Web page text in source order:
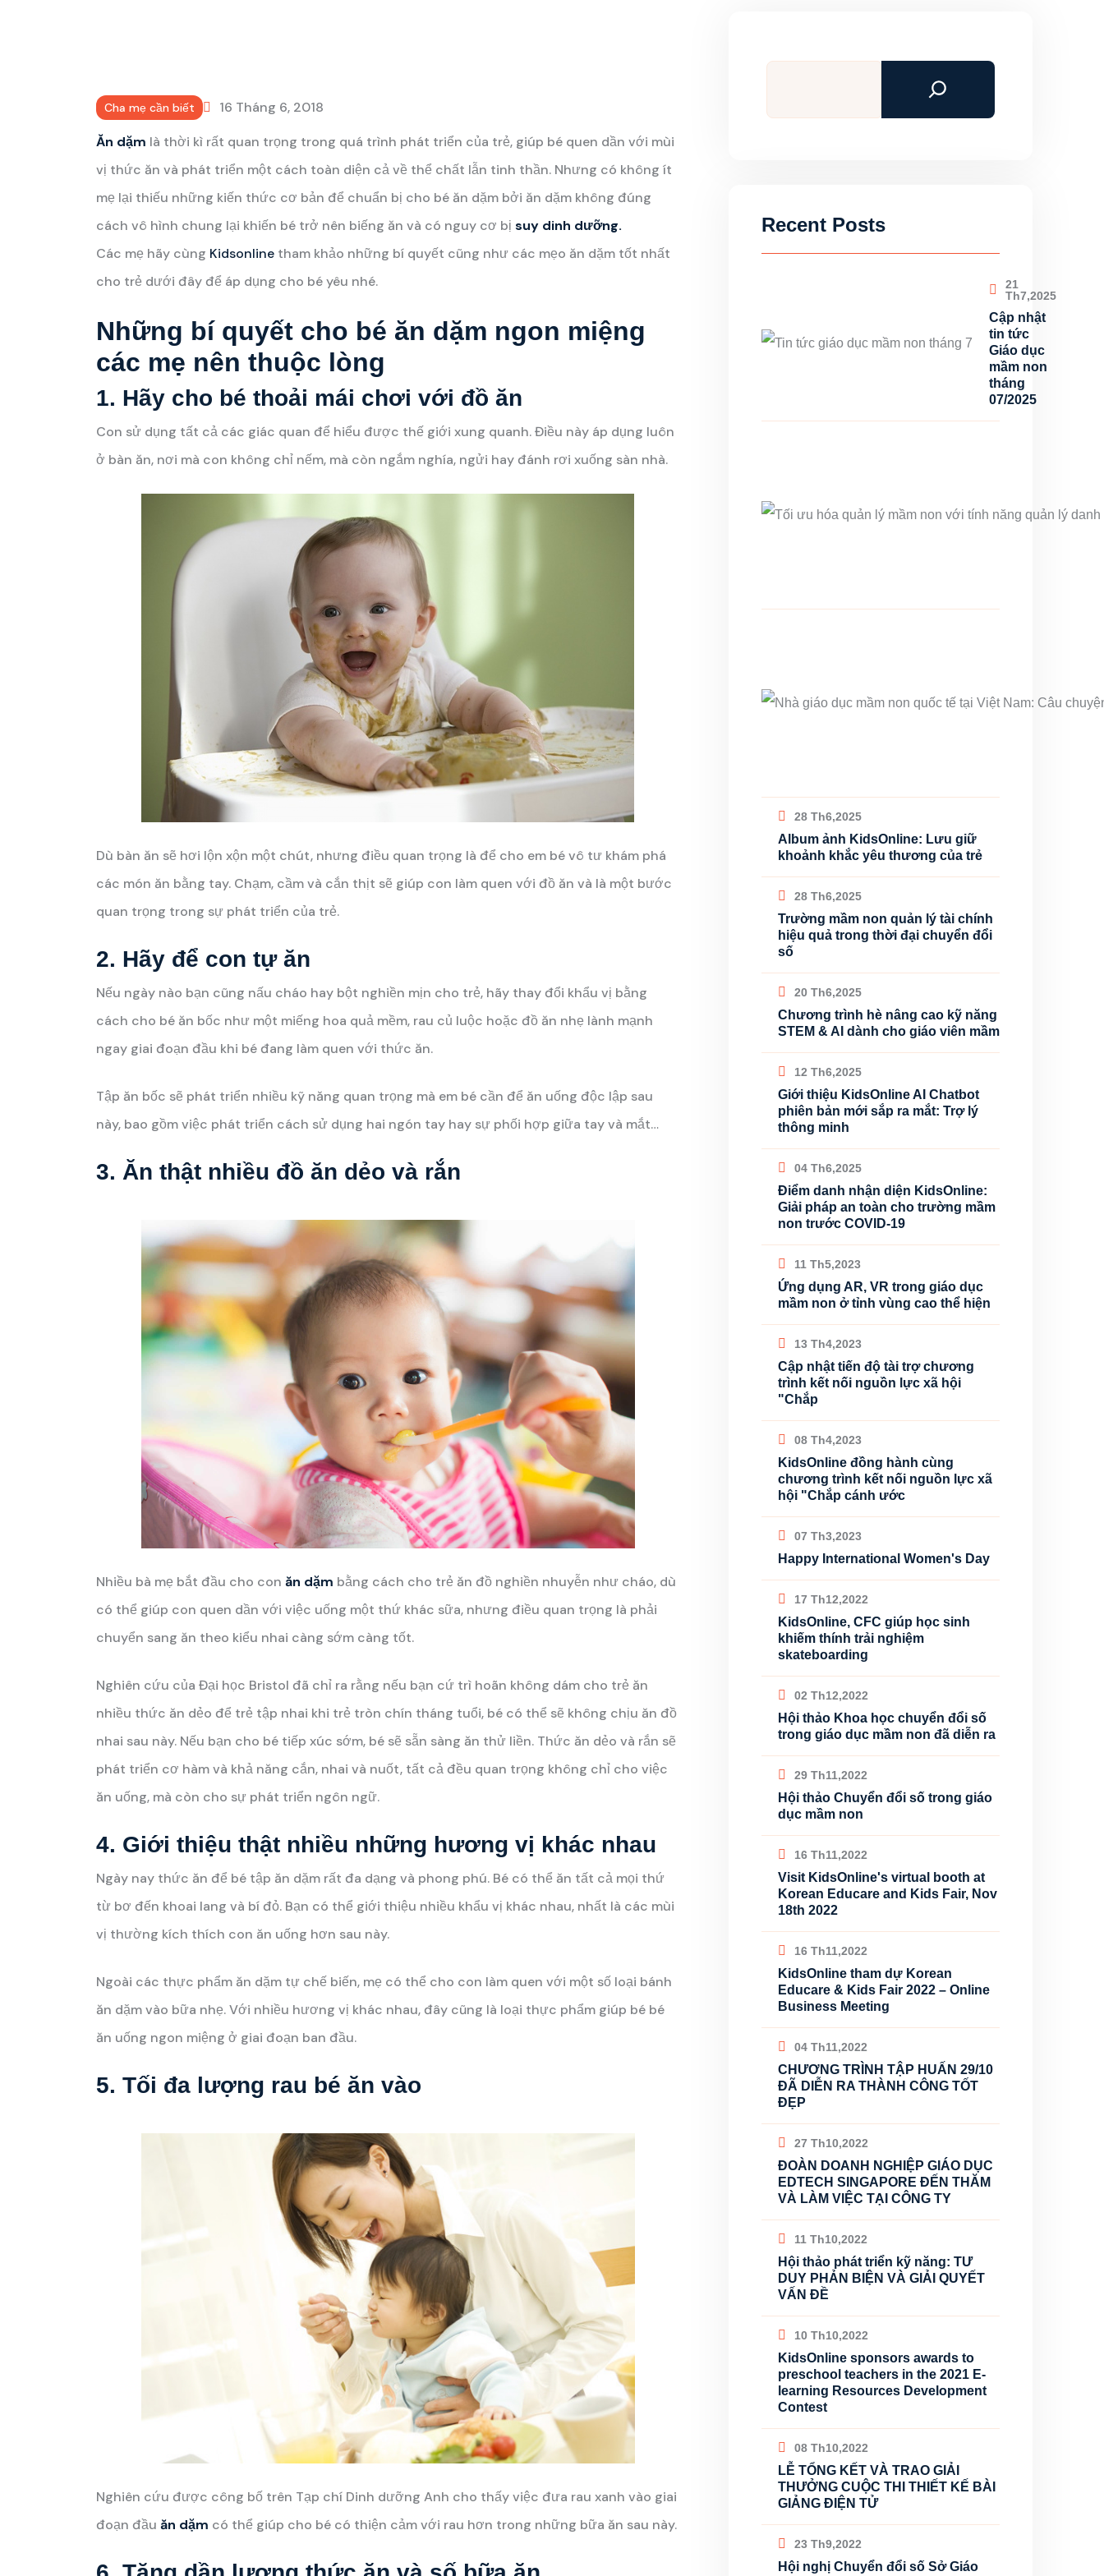
Cha mẹ cần biết
16 Tháng 6, 2018
Ăn dặm là thời kì rất quan trọng trong quá trình phát triển của trẻ, giúp bé quen dần với mùi
vị thức ăn và phát triển một cách toàn diện cả về thể chất lẫn tinh thần. Nhưng có không ít
mẹ lại thiếu những kiến thức cơ bản để chuẩn bị cho bé ăn dặm bởi ăn dặm không đúng
cách vô hình chung lại khiến bé trở nên biếng ăn và có nguy cơ bị suy dinh dưỡng.
Các mẹ hãy cùng Kidsonline tham khảo những bí quyết cũng như các mẹo ăn dặm tốt nhất
cho trẻ dưới đây để áp dụng cho bé yêu nhé.
Những bí quyết cho bé ăn dặm ngon miệng
các mẹ nên thuộc lòng
1. Hãy cho bé thoải mái chơi với đồ ăn
Con sử dụng tất cả các giác quan để hiểu được thế giới xung quanh. Điều này áp dụng luôn
ở bàn ăn, nơi mà con không chỉ nếm, mà còn ngắm nghía, ngửi hay đánh rơi xuống sàn nhà.
Dù bàn ăn sẽ hơi lộn xộn một chút, nhưng điều quan trọng là để cho em bé vô tư khám phá
các món ăn bằng tay. Chạm, cầm và cắn thịt sẽ giúp con làm quen với đồ ăn và là một bước
quan trọng trong sự phát triển của trẻ.
2. Hãy để con tự ăn
Nếu ngày nào bạn cũng nấu cháo hay bột nghiền mịn cho trẻ, hãy thay đổi khẩu vị bằng
cách cho bé ăn bốc như một miếng hoa quả mềm, rau củ luộc hoặc đồ ăn nhẹ lành mạnh
ngay giai đoạn đầu khi bé đang làm quen với thức ăn.
Tập ăn bốc sẽ phát triển nhiều kỹ năng quan trọng mà em bé cần để ăn uống độc lập sau
này, bao gồm việc phát triển cách sử dụng hai ngón tay hay sự phối hợp giữa tay và mắt…
3. Ăn thật nhiều đồ ăn dẻo và rắn
Nhiều bà mẹ bắt đầu cho con ăn dặm bằng cách cho trẻ ăn đồ nghiền nhuyễn như cháo, dù
có thể giúp con quen dần với việc uống một thứ khác sữa, nhưng điều quan trọng là phải
chuyển sang ăn theo kiểu nhai càng sớm càng tốt.
Nghiên cứu của Đại học Bristol đã chỉ ra rằng nếu bạn cứ trì hoãn không dám cho trẻ ăn
nhiều thức ăn dẻo để trẻ tập nhai khi trẻ tròn chín tháng tuổi, bé có thể sẽ không chịu ăn đồ
nhai sau này. Nếu bạn cho bé tiếp xúc sớm, bé sẽ sẵn sàng ăn thử liền. Thức ăn dẻo và rắn sẽ
phát triển cơ hàm và khả năng cắn, nhai và nuốt, tất cả đều quan trọng không chỉ cho việc
ăn uống, mà còn cho sự phát triển ngôn ngữ.
4. Giới thiệu thật nhiều những hương vị khác nhau
Ngày nay thức ăn để bé tập ăn dặm rất đa dạng và phong phú. Bé có thể ăn tất cả mọi thứ
từ bơ đến khoai lang và bí đỏ. Bạn có thể giới thiệu nhiều khẩu vị khác nhau, nhất là các mùi
vị thường kích thích con ăn uống hơn sau này.
Ngoài các thực phẩm ăn dặm tự chế biến, mẹ có thể cho con làm quen với một số loại bánh
ăn dặm vào bữa nhẹ. Với nhiều hương vị khác nhau, đây cũng là loại thực phẩm giúp bé bé
ăn uống ngon miệng ở giai đoạn ban đầu.
5. Tối đa lượng rau bé ăn vào
Nghiên cứu được công bố trên Tạp chí Dinh dưỡng Anh cho thấy việc đưa rau xanh vào giai
đoạn đầu ăn dặm có thể giúp cho bé có thiện cảm với rau hơn trong những bữa ăn sau này.
Tìm
Recent Posts
21
Th7,2025
Cập nhật
tin tức
Giáo dục
mầm non
tháng
07/2025
28 Th6,2025
Album ảnh KidsOnline: Lưu giữ
khoảnh khắc yêu thương của trẻ
28 Th6,2025
Trường mầm non quản lý tài chính
hiệu quả trong thời đại chuyển đổi
số
20 Th6,2025
Chương trình hè nâng cao kỹ năng
STEM & AI dành cho giáo viên mầm
12 Th6,2025
Giới thiệu KidsOnline AI Chatbot
phiên bản mới sắp ra mắt: Trợ lý
thông minh
04 Th6,2025
Điểm danh nhận diện KidsOnline:
Giải pháp an toàn cho trường mầm
non trước COVID-19
11 Th5,2023
Ứng dụng AR, VR trong giáo dục
mầm non ở tỉnh vùng cao thể hiện
13 Th4,2023
Cập nhật tiến độ tài trợ chương
trình kết nối nguồn lực xã hội
"Chắp
08 Th4,2023
KidsOnline đồng hành cùng
chương trình kết nối nguồn lực xã
hội "Chắp cánh ước
07 Th3,2023
Happy International Women's Day
17 Th12,2022
KidsOnline, CFC giúp học sinh
khiếm thính trải nghiệm
skateboarding
02 Th12,2022
Hội thảo Khoa học chuyển đổi số
trong giáo dục mầm non đã diễn ra
29 Th11,2022
Hội thảo Chuyển đổi số trong giáo
dục mầm non
16 Th11,2022
Visit KidsOnline's virtual booth at
Korean Educare and Kids Fair, Nov
18th 2022
16 Th11,2022
KidsOnline tham dự Korean
Educare & Kids Fair 2022 – Online
Business Meeting
04 Th11,2022
CHƯƠNG TRÌNH TẬP HUẤN 29/10
ĐÃ DIỄN RA THÀNH CÔNG TỐT
ĐẸP
27 Th10,2022
ĐOÀN DOANH NGHIỆP GIÁO DỤC
EDTECH SINGAPORE ĐẾN THĂM
VÀ LÀM VIỆC TẠI CÔNG TY
11 Th10,2022
Hội thảo phát triển kỹ năng: TƯ
DUY PHẢN BIỆN VÀ GIẢI QUYẾT
VẤN ĐỀ
10 Th10,2022
KidsOnline sponsors awards to
preschool teachers in the 2021 E-
learning Resources Development
Contest
08 Th10,2022
LỄ TỔNG KẾT VÀ TRAO GIẢI
THƯỞNG CUỘC THI THIẾT KẾ BÀI
GIẢNG ĐIỆN TỬ
23 Th9,2022
Hội nghị Chuyển đổi số Sở Giáo